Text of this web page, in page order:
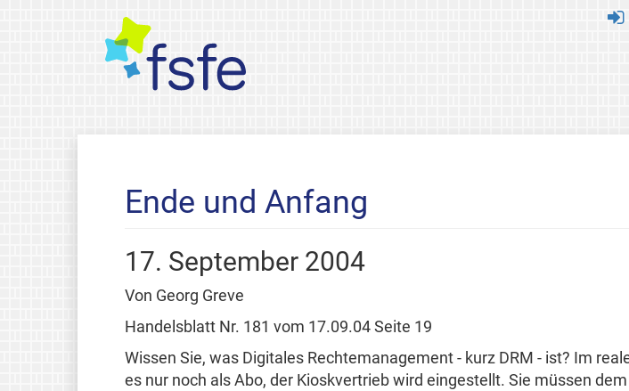
Ende und Anfang
17. September 2004
Von Georg Greve
Handelsblatt Nr. 181 vom 17.09.04 Seite 19
Wissen Sie, was Digitales Rechtemanagement - kurz DRM - ist? Im
es nur noch als Abo, der Kioskvertrieb wird eingestellt. Sie müssen